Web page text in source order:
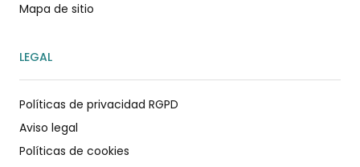
Mapa de sitio
LEGAL
Políticas de privacidad RGPD
Aviso legal
Políticas de cookies